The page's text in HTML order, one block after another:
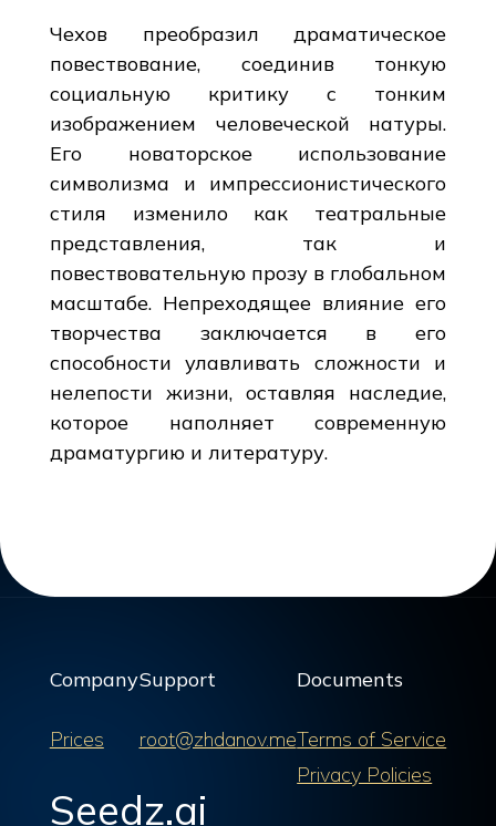
Чехов преобразил драматическое
повествование, соединив тонкую
социальную критику с тонким
изображением человеческой натуры.
Его новаторское использование
символизма и импрессионистического
стиля изменило как театральные
представления, так и
повествовательную прозу в глобальном
масштабе. Непреходящее влияние его
творчества заключается в его
способности улавливать сложности и
нелепости жизни, оставляя наследие,
которое наполняет современную
драматургию и литературу.
Company
Prices
Support
root@zhdanov.me
Documents
Terms of Service
Privacy Policies
Seedz.ai